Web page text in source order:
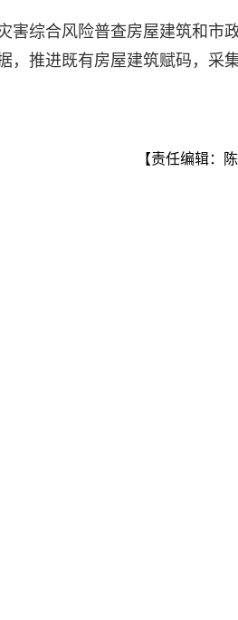
害综合风险普查房屋建筑和市
，推进既有房屋建筑赋码，采
【责任编辑：